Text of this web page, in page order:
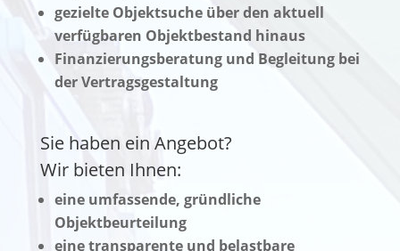
gezielte Objektsuche über den aktuell
verfügbaren Objektbestand hinaus
Finanzierungsberatung und Begleitung bei
der Vertragsgestaltung
Sie haben ein Angebot?
Wir bieten Ihnen:
eine umfassende, gründliche
Objektbeurteilung
eine transparente und belastbare